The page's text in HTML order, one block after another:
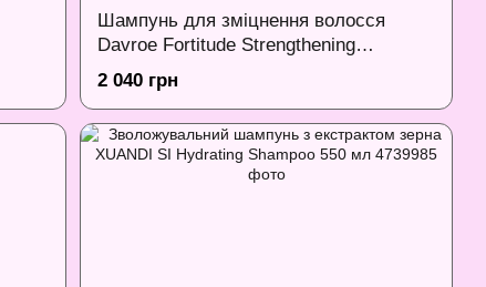
Шампунь для зміцнення волосся
Davroe Fortitude Strengthening
Shampoo, 325 мл
2 040 грн